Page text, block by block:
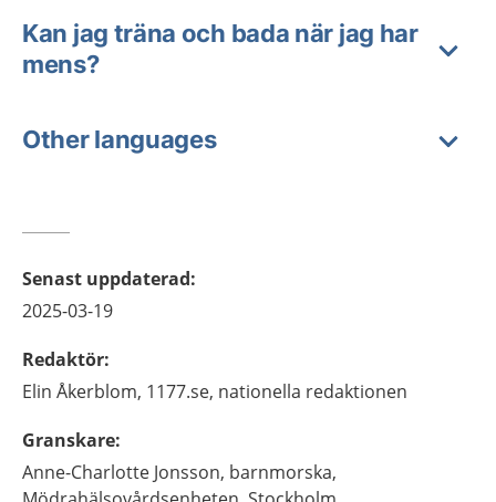
Kan jag träna och bada när jag har
mens?
Other languages
Senast uppdaterad:
2025-03-19
Redaktör:
Elin Åkerblom, 1177.se, nationella redaktionen
Granskare:
Anne-Charlotte Jonsson, barnmorska,